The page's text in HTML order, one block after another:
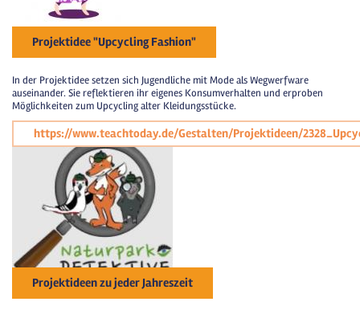
Projektidee "Upcycling Fashion"
In der Projektidee setzen sich Jugendliche mit Mode als Wegwerfware
auseinander. Sie reflektieren ihr eigenes Konsumverhalten und erproben
Möglichkeiten zum Upcycling alter Kleidungsstücke.
https://www.teachtoday.de/Gestalten/Projektideen/
Projektideen zu jeder Jahreszeit